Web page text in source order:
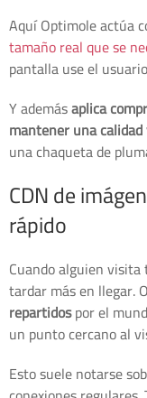
Aquí Optimole actúa
tamaño real que se
pantalla use el
Y ademásaplica
mantener una
una chaqueta de
CDN de
rápido
Cuando alguien
tardar más en llegar.
repartidospor el
un punto cercano al
Esto suele notarse